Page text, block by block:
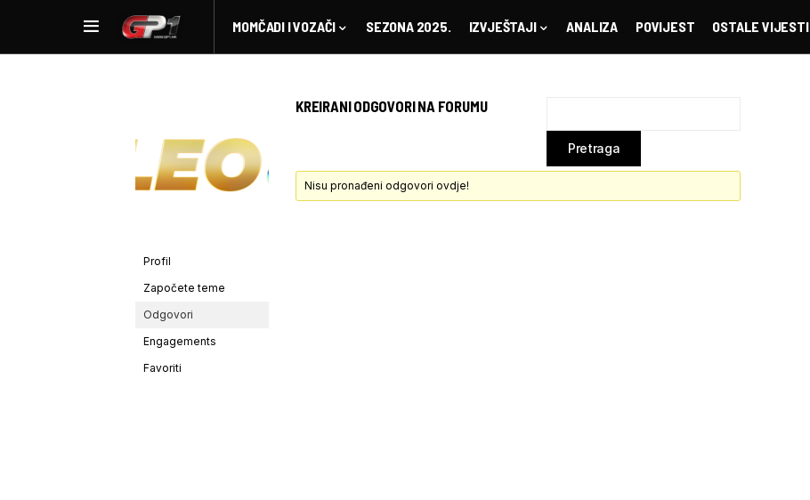
MOMČADI I VOZAČI SEZONA 2025. IZVJEŠTAJI ANALIZA POVIJEST OSTALE VIJESTI
Profil
Započete teme
Odgovori
Engagements
Favoriti
KREIRANI ODGOVORI NA FORUMU
Nisu pronađeni odgovori ovdje!